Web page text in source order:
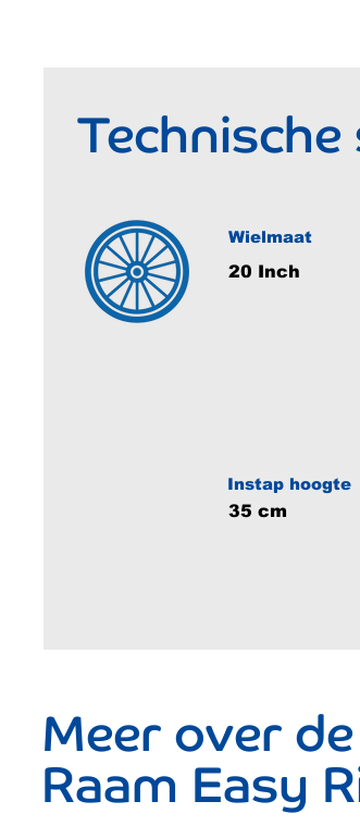
Wielmaat
20 Inch
Instap hoogte
35 cm
Meer over
Raam Easy